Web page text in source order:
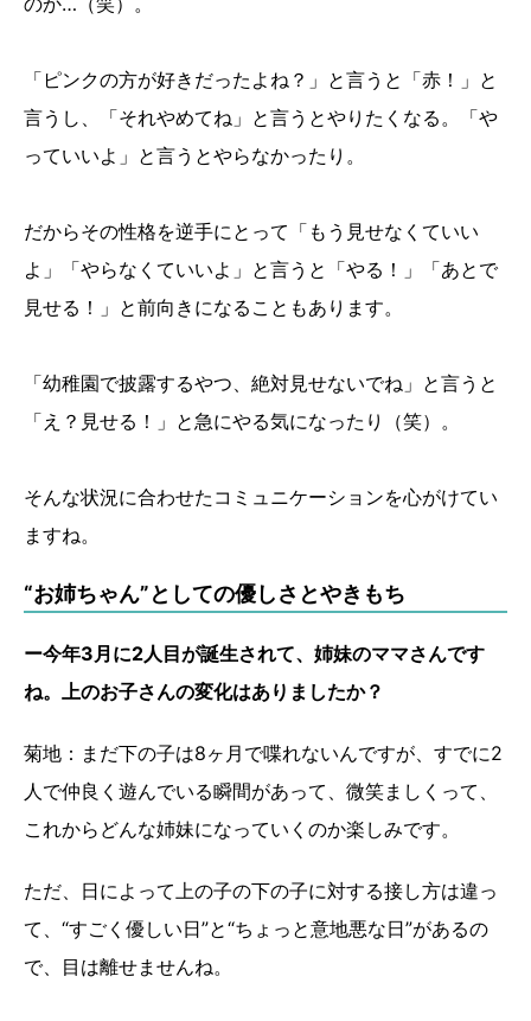
「ピンクの方が好きだったよね？」と言うと「赤！」と
言うし、「それやめてね」と言うとやりたくなる。「や
っていいよ」と言うとやらなかったり。
だからその性格を逆手にとって「もう見せなくていい
よ」「やらなくていいよ」と言うと「やる！」「あとで
見せる！」と前向きになることもあります。
「幼稚園で披露するやつ、絶対見せないでね」と言うと
「え？見せる！」と急にやる気になったり（笑）。
そんな状況に合わせたコミュニケーションを心がけてい
ますね。
“お姉ちゃん”としての優しさとやきもち
ー今年3月に2人目が誕生されて、姉妹のママさんです
ね。上のお子さんの変化はありましたか？
菊地：まだ下の子は8ヶ月で喋れないんですが、すでに2
人で仲良く遊んでいる瞬間があって、微笑ましくって、
これからどんな姉妹になっていくのか楽しみです。
ただ、日によって上の子の下の子に対する接し方は違っ
て、“すごく優しい日”と“ちょっと意地悪な日”があるの
で、目は離せませんね。